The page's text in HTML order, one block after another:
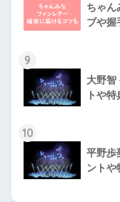
ちゃん
ブや握
9
大野智
トや
10
平野歩
ントや